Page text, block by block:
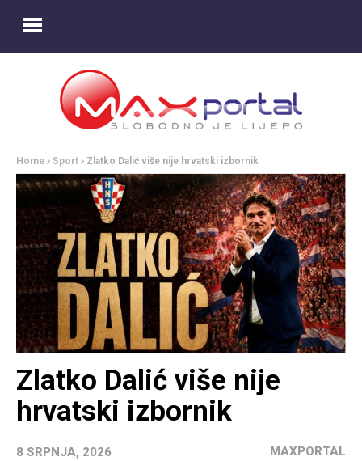
Home Sport Zlatko Dalić više nije hrvatski izbornik
Zlatko Dalić više nije
hrvatski izbornik
8 SRPNJA, 2026 MAXPORTAL